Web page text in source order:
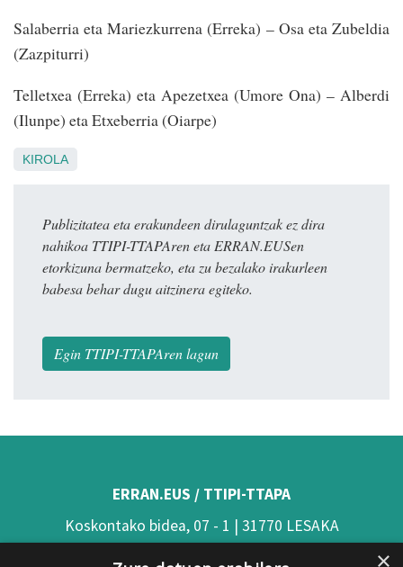
Salaberria eta Mariezkurrena (Erreka) – Osa eta Zubeldia
(Zazpiturri)
Telletxea (Erreka) eta Apezetxea (Umore Ona) – Alberdi
(Ilunpe) eta Etxeberria (Oiarpe)
KIROLA
Publizitatea eta erakundeen dirulaguntzak ez dira
nahikoa TTIPI-TTAPAren eta ERRAN.EUSen
etorkizuna bermatzeko, eta zu bezalako irakurleen
babesa behar dugu aitzinera egiteko.
Egin TTIPI-TTAPAren lagun
ERRAN.EUS / TTIPI-TTAPA
Koskontako bidea, 07 - 1 | 31770 LESAKA
×